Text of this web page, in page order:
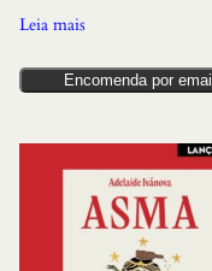
Leia mais
Encomenda por email